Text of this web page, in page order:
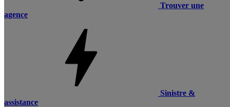
Trouver une
agence
Sinistre &
assistance